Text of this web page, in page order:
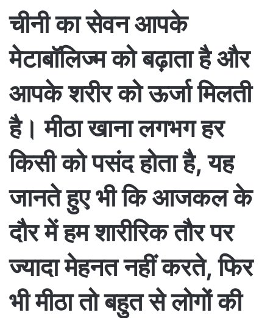
चीनी का सेवन आपके
मेटाबॉलिज्म को बढ़ाता है और
आपके शरीर को ऊर्जा मिलती
है। मीठा खाना लगभग हर
किसी को पसंद होता है, यह
जानते हुए भी कि आजकल के
दौर में हम शारीरिक तौर पर
ज्यादा मेहनत नहीं करते, फिर
भी मीठा तो बहुत से लोगों की